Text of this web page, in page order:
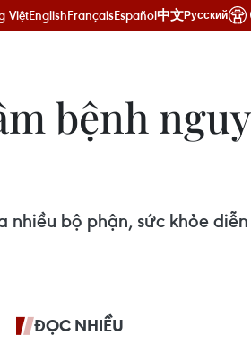
ViệtEnglishFrançaisEspañol中文Русский
bệnh nguy
nhiều bộ phận, sức khỏe diễn
ĐỌC NHIỀU